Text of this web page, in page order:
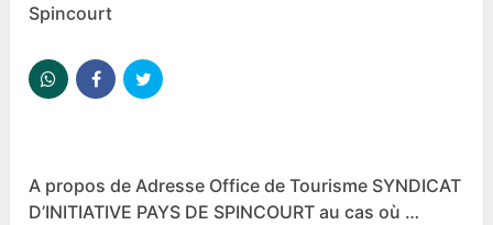
Spincourt
A propos de Adresse Office de Tourisme SYNDICAT
D’INITIATIVE PAYS DE SPINCOURT au cas où …